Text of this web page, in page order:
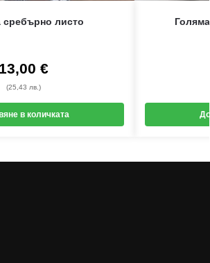
листо
13,00 €
(25,43 лв.)
в количката